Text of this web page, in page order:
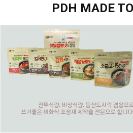
PDH MADE